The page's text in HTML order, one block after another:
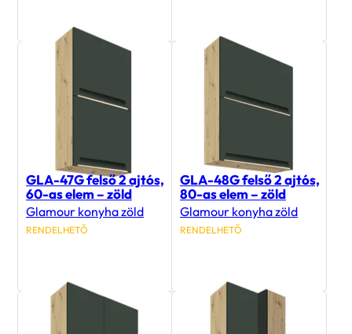
GLA-47G felső 2 ajtós,
60-as elem – zöld
Glamour konyha zöld
RENDELHETŐ
GLA-48G felső 2 ajtós,
80-as elem – zöld
Glamour konyha zöld
RENDELHETŐ